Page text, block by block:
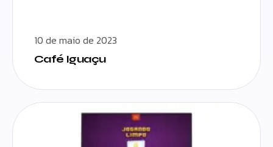
10 de maio de 2023
Café Iguaçu